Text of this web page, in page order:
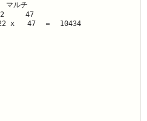
マルチ
47
x   47  ＝  10434